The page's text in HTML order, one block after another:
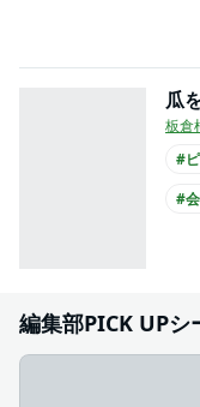
瓜
板倉
#
#
編集部PICK UPシ